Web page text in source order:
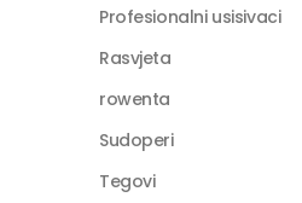
Profesionalni usisivaci
Rasvjeta
rowenta
Sudoperi
Tegovi